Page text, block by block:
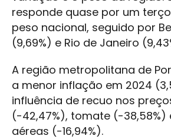
responde quase por um
peso nacional, seguido por
(9,69%) e Rio de Janeiro
A região metropolitana de
a menor inflação em 2024
influência de recuo nos
(-42,47%), tomate (-38,58%)
aéreas (-16,94%).